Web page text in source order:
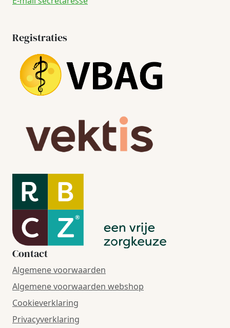
Registraties
Contact
Algemene voorwaarden
Algemene voorwaarden webshop
Cookieverklaring
Privacyverklaring